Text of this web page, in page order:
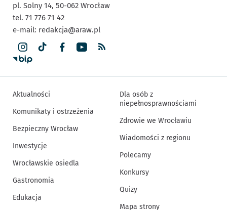
pl. Solny 14, 50-062 Wrocław
tel. 71 776 71 42
e-mail: redakcja@araw.pl
Aktualności
Komunikaty i ostrzeżenia
Bezpieczny Wrocław
Inwestycje
Wrocławskie osiedla
Gastronomia
Edukacja
Dla osób z
niepełnosprawnościami
Zdrowie we Wrocławiu
Wiadomości z regionu
Polecamy
Konkursy
Quizy
Mapa strony